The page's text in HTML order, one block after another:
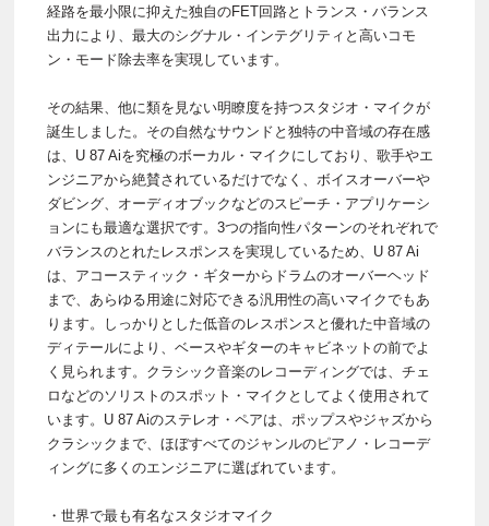
経路を最小限に抑えた独自のFET回路とトランス・バランス
出力により、最大のシグナル・インテグリティと高いコモ
ン・モード除去率を実現しています。
その結果、他に類を見ない明瞭度を持つスタジオ・マイクが
誕生しました。その自然なサウンドと独特の中音域の存在感
は、U 87 Aiを究極のボーカル・マイクにしており、歌手やエ
ンジニアから絶賛されているだけでなく、ボイスオーバーや
ダビング、オーディオブックなどのスピーチ・アプリケーシ
ョンにも最適な選択です。3つの指向性パターンのそれぞれで
バランスのとれたレスポンスを実現しているため、U 87 Ai
は、アコースティック・ギターからドラムのオーバーヘッド
まで、あらゆる用途に対応できる汎用性の高いマイクでもあ
ります。しっかりとした低音のレスポンスと優れた中音域の
ディテールにより、ベースやギターのキャビネットの前でよ
く見られます。クラシック音楽のレコーディングでは、チェ
ロなどのソリストのスポット・マイクとしてよく使用されて
います。U 87 Aiのステレオ・ペアは、ポップスやジャズから
クラシックまで、ほぼすべてのジャンルのピアノ・レコーデ
ィングに多くのエンジニアに選ばれています。
・世界で最も有名なスタジオマイク